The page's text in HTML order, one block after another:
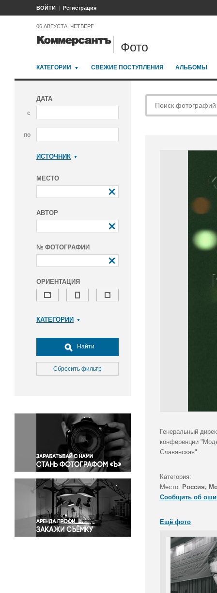
ВОЙТИ Регистрация
06 АВГУСТА, ЧЕТВЕРГ
Фото
КАТЕГОРИИ СВЕЖИЕ ПОСТУПЛЕНИЯ АЛЬБОМЫ
ДАТА
с
по
ИСТОЧНИК
МЕСТО
АВТОР
№ ФОТОГРАФИИ
ОРИЕНТАЦИЯ
КАТЕГОРИИ
Досуг, туризм и отдых
Культура
Медицина
Окружающая среда
Политика
Правосудие
Происшествия и конфликты
Религия
Светская жизнь
Спорт
Экология
Экономика и бизнес
Найти
Сбросить фильтр
Генеральный
конференции
Славянская".
Категория:
Место: Россия,
Сообщить об
Ещё фото